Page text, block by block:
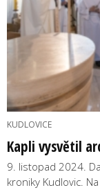
KUDLOVICE
Kapli vysvětil
9. listopad 2024.
kroniky Kudlovic.